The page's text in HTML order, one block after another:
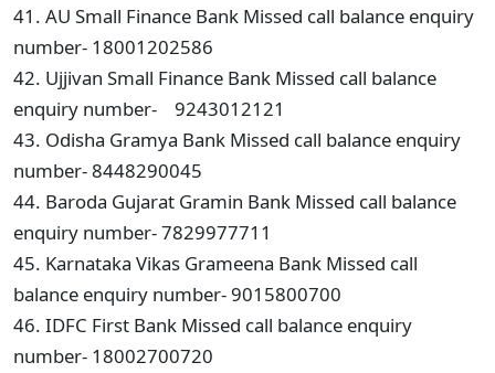
41. AU Small Finance Bank Missed call balance enquiry
number- 18001202586
42. Ujjivan Small Finance Bank Missed call balance
enquiry number- 9243012121
43. Odisha Gramya Bank Missed call balance enquiry
number- 8448290045
44. Baroda Gujarat Gramin Bank Missed call balance
enquiry number- 7829977711
45. Karnataka Vikas Grameena Bank Missed call
balance enquiry number- 9015800700
46. IDFC First Bank Missed call balance enquiry
number- 18002700720